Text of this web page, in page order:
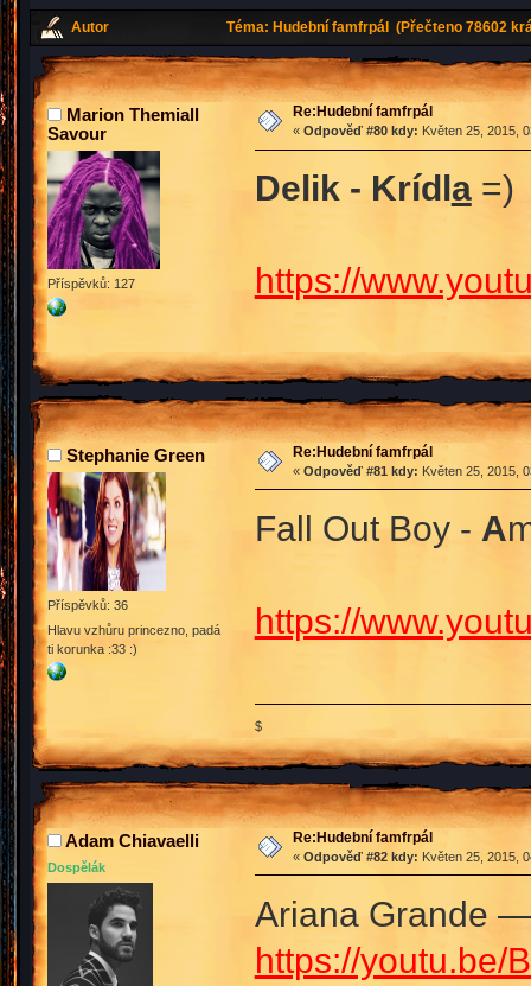
Autor Téma: Hudební famfrpál (Přečteno 78602
Marion Themiall
Savour
Příspěvků: 127
Re:Hudební famfrpál
« Odpověď #80 kdy: Květen 25, 2015,
Delik - Krídla=)
https://
Stephanie Green
Příspěvků: 36
Hlavu vzhůru princezno, padá
ti korunka :33 :)
Re:Hudební famfrpál
« Odpověď #81 kdy: Květen 25, 2015,
Fall Out Boy - A
https://
$
Adam Chiavaelli
Dospělák
Re:Hudební famfrpál
« Odpověď #82 kdy: Květen 25, 2015,
Ariana Grande
https://youtu.be/